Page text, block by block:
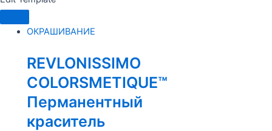
ОКРАШИВАНИЕ
REVLONISSIMO
COLORSMETIQUE™
Перманентный
краситель